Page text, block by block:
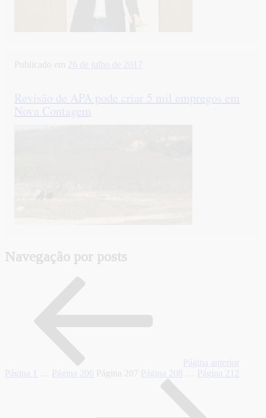
Publicado em 26 de julho de 2017
Revisão de APA pode criar 5 mil empregos em
Nova Contagem
Navegação por posts
Página anterior
Página
Página 206 Página 207 Página 208 Página